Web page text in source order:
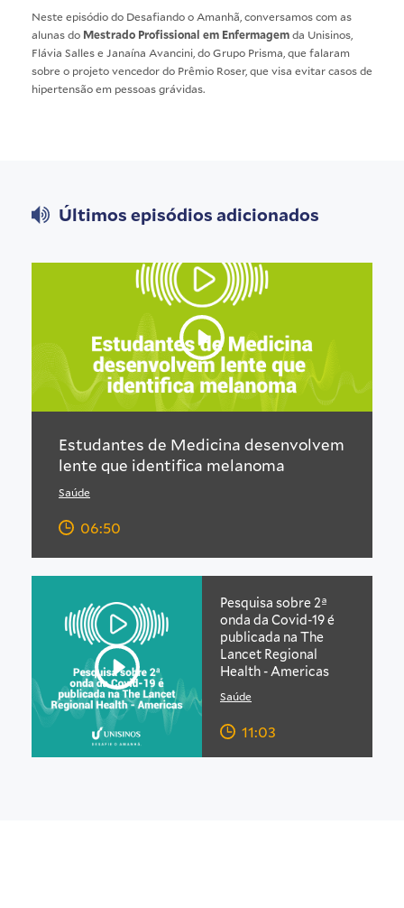
Neste episódio do Desafiando o Amanhã, conversamos com as
alunas do Mestrado Profissional em Enfermagemda Unisinos,
Flávia Salles e Janaína Avancini, do Grupo Prisma, que falaram
sobre o projeto vencedor do Prêmio Roser, que visa evitar casos de
hipertensão em pessoas grávidas.
Últimos episódios adicionados
Estudantes de Medicina desenvolvem
lente que identifica melanoma
Saúde
06:50
Pesquisa sobre 2ª
onda da Covid-19 é
publicada na The
Lancet Regional
Health - Americas
Saúde
11:03